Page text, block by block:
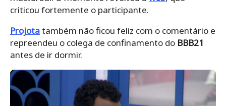
criticou fortemente o participante.
Projotatambém não ficou feliz com o comentário e
repreendeu o colega de confinamento do BBB21
antes de ir dormir.